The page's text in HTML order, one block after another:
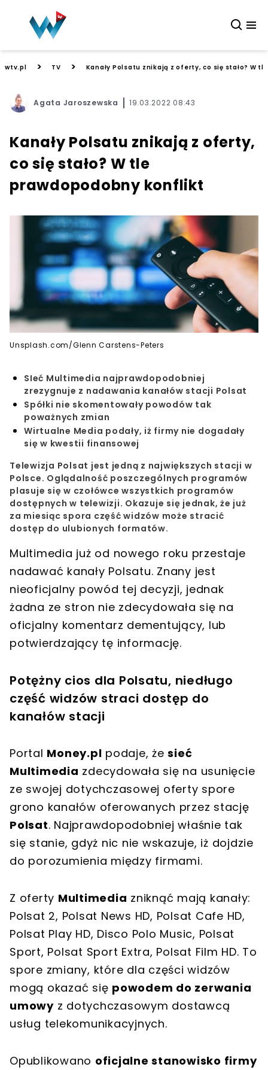
wtv.pl > TV > Kanały Polsatu znikają z oferty, co się stało? W
Agata Jaroszewska 19.03.2022 08:43
Kanały Polsatu znikają z oferty,
co się stało? W tle
prawdopodobny konflikt
Unsplash.com/Glenn Carstens-Peters
SIeć Multimedia najprawdopodobniej
zrezygnuje z nadawania kanałów stacji Polsat
Spółki nie skomentowały powodów tak
poważnych zmian
Wirtualne Media podały, iż firmy nie dogadały
się w kwestii finansowej
Telewizja Polsat jest jedną z największych stacji w
Polsce. Oglądalność poszczególnych programów
plasuje się w czołówce wszystkich programów
dostępnych w telewizji. Okazuje się jednak, że już
za miesiąc spora część widzów może stracić
dostęp do ulubionych formatów.
Multimedia już od nowego roku przestaje
nadawać kanały Polsatu. Znany jest
nieoficjalny powód tej decyzji, jednak
żadna ze stron nie zdecydowała się na
oficjalny komentarz dementujący, lub
potwierdzający tę informację.
Potężny cios dla Polsatu, niedługo
część widzów straci dostęp do
kanałów stacji
Portal Money.pl podaje, żesieć
Multimedia zdecydowała się na usunięcie
ze swojej dotychczasowej oferty spore
grono kanałów oferowanych przez stację
Polsat. Najprawdopodobniej właśnie tak
się stanie, gdyż nic nie wskazuje, iż dojdzie
do porozumienia między firmami.
Z oferty Multimedia zniknąć mają kanały:
Polsat 2, Polsat News HD, Polsat Cafe HD,
Polsat Play HD, Disco Polo Music, Polsat
Sport, Polsat Sport Extra, Polsat Film HD. To
spore zmiany, które dla części widzów
mogą okazać się powodem do zerwania
umowyz dotychczasowym dostawcą
usług telekomunikacyjnych.
Opublikowano oficjalne stanowisko firmy